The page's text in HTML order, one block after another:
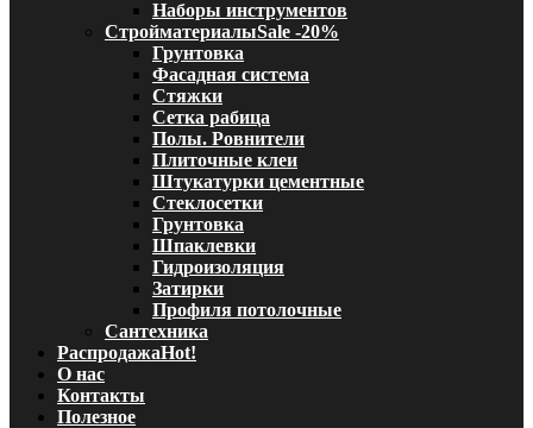
Наборы инструментов
СтройматериалыSale -20%
Грунтовка
Фасадная система
Стяжки
Сетка рабица
Полы. Ровнители
Плиточные клеи
Штукатурки цементные
Стеклосетки
Грунтовка
Шпаклевки
Гидроизоляция
Затирки
Профиля потолочные
Сантехника
РаспродажаHot!
О нас
Контакты
Полезное